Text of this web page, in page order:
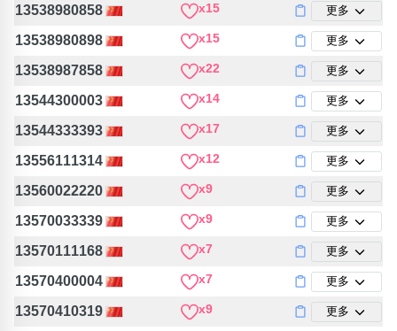
13538980858 x15 更多
13538980898 x15 更多
13538987858 x22 更多
13544300003 x14 更多
13544333393 x17 更多
13556111314 x12 更多
13560022220 x9 更多
13570033339 x9 更多
13570111168 x7 更多
13570400004 x7 更多
13570410319 x9 更多